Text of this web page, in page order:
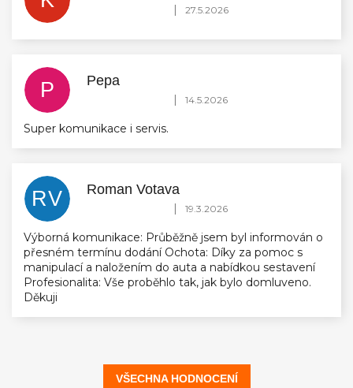
Hodnocení obchodu je 5 z 5 hvězdiček.
| 27.5.2026
P Pepa
Hodnocení obchodu je 5 z 5 hvězdiček.
| 14.5.2026
Super komunikace i servis.
RV Roman Votava
Hodnocení obchodu je 5 z 5 hvězdiček.
| 19.3.2026
Výborná komunikace: Průběžně jsem byl informován o
přesném termínu dodání Ochota: Díky za pomoc s
manipulací a naložením do auta a nabídkou sestavení
Profesionalita: Vše proběhlo tak, jak bylo domluveno.
Děkuji
VŠECHNA HODNOCENÍ